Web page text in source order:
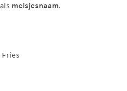
meisjesnaam.
Fries